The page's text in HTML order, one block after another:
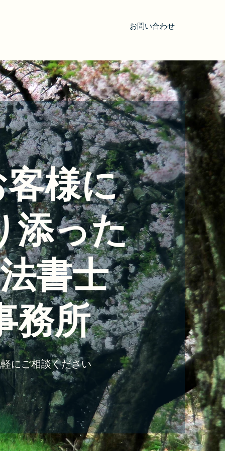
お問い合わせ
様に
添った
書士
務所
にご相談ください